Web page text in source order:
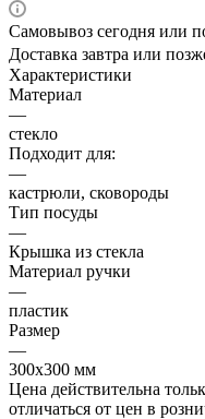
Самовывоз сегодня или
Доставка завтра или
Характеристики
Материал
—
стекло
Подходит для:
—
кастрюли, сковороды
Тип посуды
—
Крышка из стекла
Материал ручки
—
пластик
Размер
—
300x300 мм
Цена действительна
отличаться от цен в